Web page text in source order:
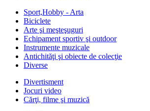
Sport,Hobby - Arta
Biciclete
Arte şi meşteşuguri
Echipament sportiv şi outdoor
Instrumente muzicale
Antichităţi şi obiecte de colecţie
Diverse
Divertisment
Jocuri video
Cărţi, filme şi muzică